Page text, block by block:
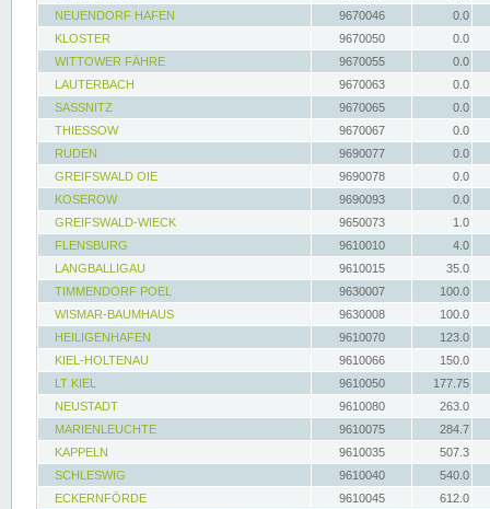
NEUENDORF HAFEN
9670046
0.0
KLOSTER
9670050
0.0
WITTOWER FÄHRE
9670055
0.0
LAUTERBACH
9670063
0.0
SASSNITZ
9670065
0.0
THIESSOW
9670067
0.0
RUDEN
9690077
0.0
GREIFSWALD OIE
9690078
0.0
KOSEROW
9690093
0.0
GREIFSWALD-WIECK
9650073
1.0
FLENSBURG
9610010
4.0
LANGBALLIGAU
9610015
35.0
TIMMENDORF POEL
9630007
100.0
WISMAR-BAUMHAUS
9630008
100.0
HEILIGENHAFEN
9610070
123.0
KIEL-HOLTENAU
9610066
150.0
LT KIEL
9610050
177.75
NEUSTADT
9610080
263.0
MARIENLEUCHTE
9610075
284.7
KAPPELN
9610035
507.3
SCHLESWIG
9610040
540.0
ECKERNFÖRDE
9610045
612.0